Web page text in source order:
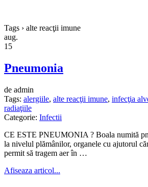
Tags › alte reacţii imune
aug.
15
Pneumonia
de admin
Tags: alergiile, alte reacţii imune, infecţia
radiaţiile
Categorie: Infectii
CE ESTE PNEUMONIA ? Boala numită
la nivelul plămânilor, organele cu ajutorul
permit să tragem aer în …
Afiseaza articol...